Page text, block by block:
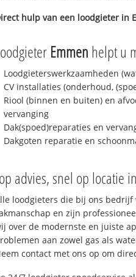
hulp van een loodgieter in
Emmen helpt u
Loodgieterswerkzaamheden
CV installaties (onderhoud,
Riool (binnen en buiten) en
vervanging
Dak(spoed)reparaties en
Dakgoten reparatie en
advies, snel op locatie in
loodgieters die bij ons
en zijn
over de modernste en juiste
aan zowel gas als
contact met ons op om